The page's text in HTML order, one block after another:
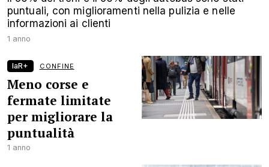
puntuali, con miglioramenti nella pulizia e nelle
informazioni ai clienti
1 anno
laR+ CONFINE
Meno corse e
fermate limitate
per migliorare la
puntualità
1 anno